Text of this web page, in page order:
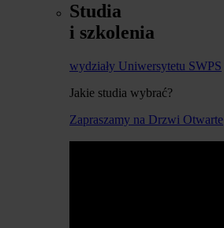
Studia
i szkolenia
wydziały Uniwersytetu SWPS
Jakie studia wybrać?
Zapraszamy na Drzwi Otwarte